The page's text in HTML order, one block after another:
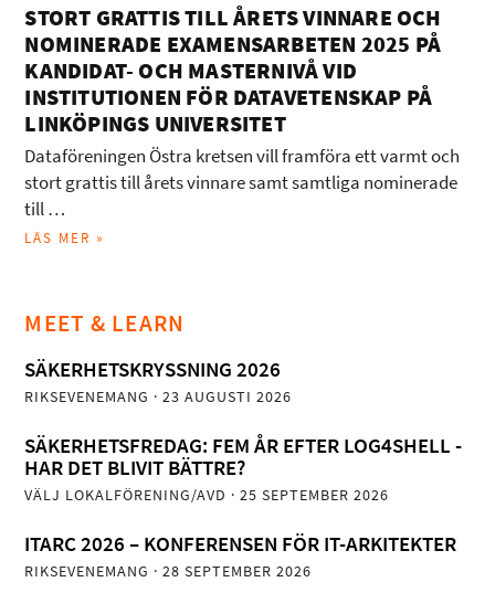
STORT GRATTIS TILL ÅRETS VINNARE OCH
NOMINERADE EXAMENSARBETEN 2025 PÅ
KANDIDAT- OCH MASTERNIVÅ VID
INSTITUTIONEN FÖR DATAVETENSKAP PÅ
LINKÖPINGS UNIVERSITET
Dataföreningen Östra kretsen vill framföra ett varmt och
stort grattis till årets vinnare samt samtliga nominerade
till …
LÄS MER »
MEET & LEARN
SÄKERHETSKRYSSNING 2026
RIKSEVENEMANG · 23 AUGUSTI 2026
SÄKERHETSFREDAG: FEM ÅR EFTER LOG4SHELL -
HAR DET BLIVIT BÄTTRE?
VÄLJ LOKALFÖRENING/AVD · 25 SEPTEMBER 2026
ITARC 2026 – KONFERENSEN FÖR IT-ARKITEKTER
RIKSEVENEMANG · 28 SEPTEMBER 2026